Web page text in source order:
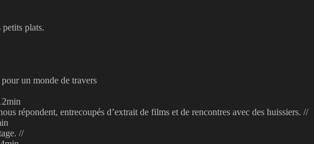
plats.
un monde de travers
répondent, entrecoupés d’extrait de films et de rencontres avec des huissiers. //
//